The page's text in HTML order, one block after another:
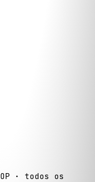
· todos os